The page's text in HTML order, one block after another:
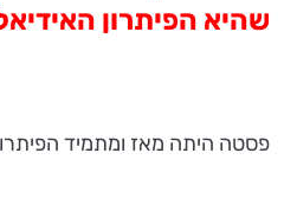
שהיא הפיתרון
פסטה היתה מאז ומתמיד